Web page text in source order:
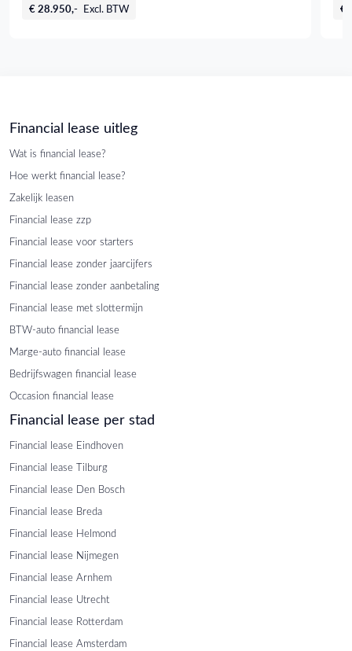
€ 28.950,- Excl. BTW €
Financial lease uitleg
Wat is financial lease?
Hoe werkt financial lease?
Zakelijk leasen
Financial lease zzp
Financial lease voor starters
Financial lease zonder jaarcijfers
Financial lease zonder aanbetaling
Financial lease met slottermijn
BTW-auto financial lease
Marge-auto financial lease
Bedrijfswagen financial lease
Occasion financial lease
Financial lease per stad
Financial lease Eindhoven
Financial lease Tilburg
Financial lease Den Bosch
Financial lease Breda
Financial lease Helmond
Financial lease Nijmegen
Financial lease Arnhem
Financial lease Utrecht
Financial lease Rotterdam
Financial lease Amsterdam